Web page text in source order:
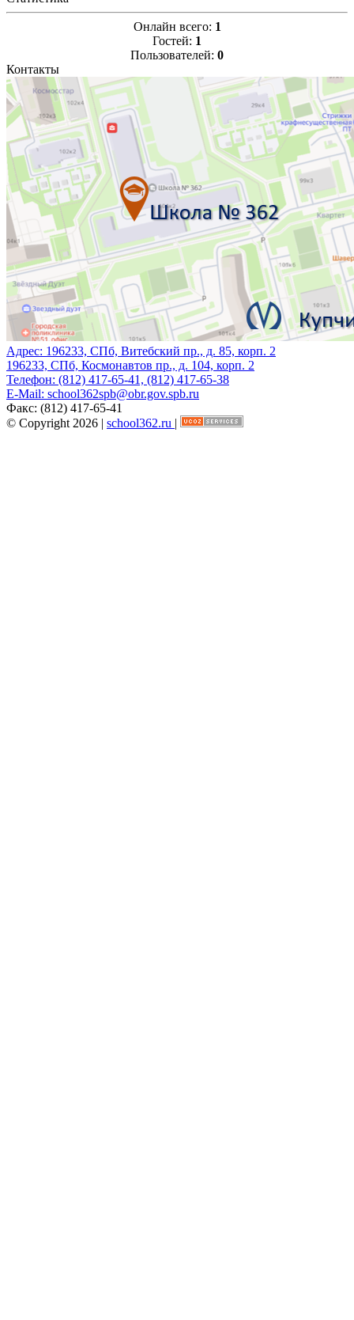
Онлайн всего: 1
Гостей: 1
Пользователей: 0
Контакты
Адрес: 196233, СПб, Витебский пр., д. 85, корп. 2
196233, СПб, Космонавтов пр., д. 104, корп. 2
Телефон: (812) 417-65-41, (812) 417-65-38
E-Mail: school362spb@obr.gov.spb.ru
Факс: (812) 417-65-41
© Copyright 2026 | school362.ru |